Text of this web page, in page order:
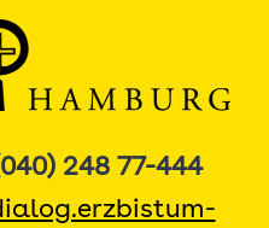
248 77-444